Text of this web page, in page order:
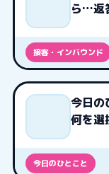
ら…返
接客・インバウンド
今日の
何を選
今日のひとこと